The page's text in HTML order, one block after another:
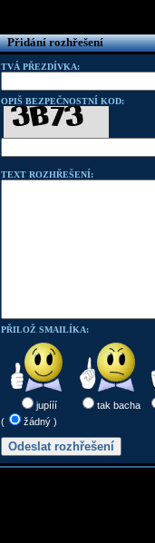
Přidání rozhřešení
TVÁ PŘEZDÍVKA:
OPIŠ BEZPEČNOSTNÍ KOD:
TEXT ROZHŘEŠENÍ:
PŘILOŽ SMAILÍKA:
jupííí tak bacha
(
žádný )